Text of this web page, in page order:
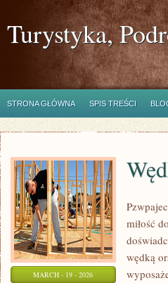
Turystyka,
STRONA GŁÓWNA SPIS TREŚCI
MARCH - 19 - 2026
miłość
wędką